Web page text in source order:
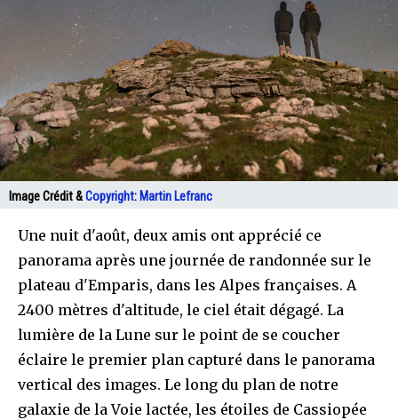
Image Crédit &Copyright: Martin Lefranc
Une nuit d'août, deux amis ont apprécié ce
panorama après une journée de randonnée sur le
plateau d'Emparis, dans les Alpes françaises. A
2400 mètres d'altitude, le ciel était dégagé. La
lumière de la Lune sur le point de se coucher
éclaire le premier plan capturé dans le panorama
vertical des images. Le long du plan de notre
galaxie de la Voie lactée, les étoiles de Cassiopée